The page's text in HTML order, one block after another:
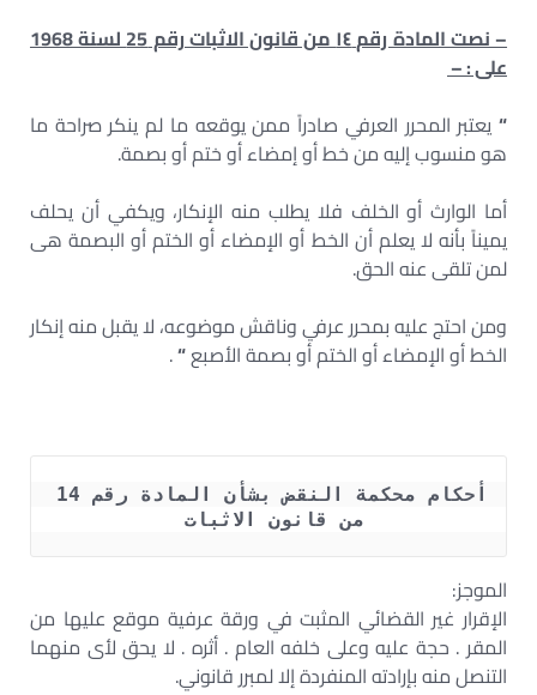
– نصت المادة رقم ١٤ من قانون الاثبات رقم 25 لسنة 1968
على : –
“ يعتبر المحرر العرفي صادراً ممن يوقعه ما لم ينكر صراحة ما
هو منسوب إليه من خط أو إمضاء أو ختم أو بصمة.
أما الوارث أو الخلف فلا يطلب منه الإنكار، ويكفي أن يحلف
يميناً بأنه لا يعلم أن الخط أو الإمضاء أو الختم أو البصمة هى
لمن تلقى عنه الحق.
ومن احتج عليه بمحرر عرفي وناقش موضوعه، لا يقبل منه إنكار
الخط أو الإمضاء أو الختم أو بصمة الأصبع“
.
من قانون الاثبات
الموجز:
الإقرار غير القضائي المثبت في ورقة عرفية موقع عليها من
المقر . حجة عليه وعلى خلفه العام . أثره . لا يحق لأى منهما
التنصل منه بإرادته المنفردة إلا لمبرر قانوني.